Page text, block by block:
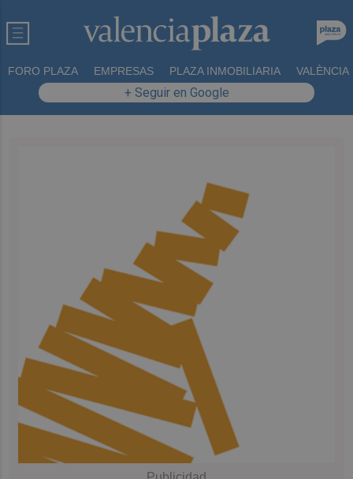
FORO PLAZA EMPRESAS PLAZA INMOBILIARIA VALÈNCIA
+ Seguir en Google